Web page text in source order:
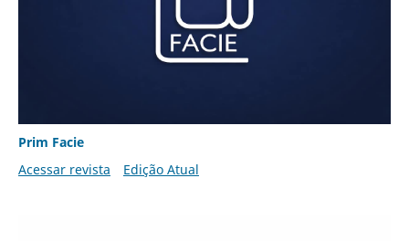
Prim Facie
Acessar revista
Edição Atual